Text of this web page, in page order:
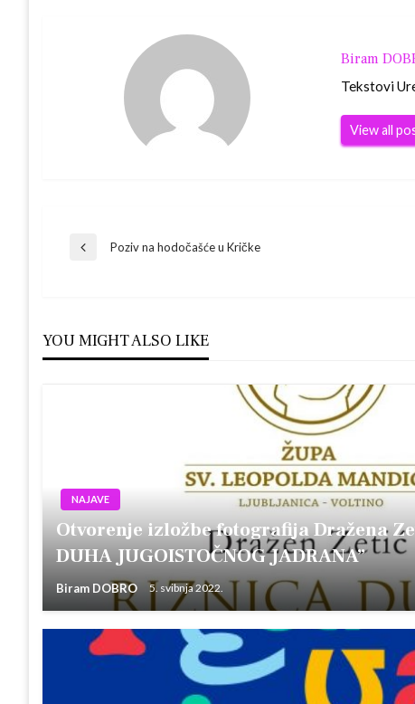
Biram
Tekstovi
View all
Navigacija
Previous
Poziv na hodočašće u Kričke
YOU MIGHT ALSO LIKE
NAJAVE
Otvorenje izložbe fotografija Dražena
DUHA JUGOISTOČNOG JADRANA”
Biram DOBRO 5. svibnja 2022.